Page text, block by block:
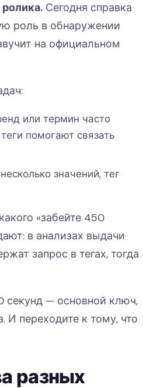
Сегодня справка
роль в обнаружении
на официальном
или термин часто
помогают связать
значений, тег
«забейте 450
в анализах выдачи
запрос в тегах, тогда
секунд — основной ключ,
И переходите к тому, что
разных